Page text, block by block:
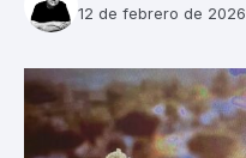
12 de febrero de 2026